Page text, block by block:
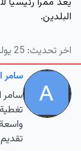
البلدين.
اخر تحديث: 25 يوليو 2025 الساعة 08:40 مساءاً
سامر
سامر